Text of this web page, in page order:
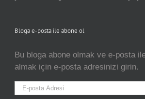
Bloga e-posta ile abone ol
Bu bloga abone olmak ve e-posta
almak için e-posta adresinizi girin.